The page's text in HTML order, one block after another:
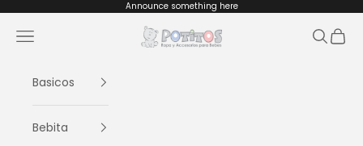
Announce something here
Potitos
Menú Buscar
Cesta
Basicos
Bebita